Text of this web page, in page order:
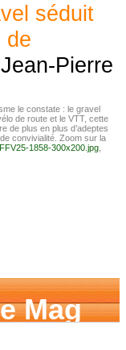
séduit
de
Jean-Pierre
le constate : le gravel
de route et le VTT, cette
de plus en plus d’adeptes
convivialité. Zoom sur la
1858-300x200.jpg
Mag